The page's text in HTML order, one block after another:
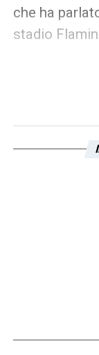
che ha
stadio
nulla, le